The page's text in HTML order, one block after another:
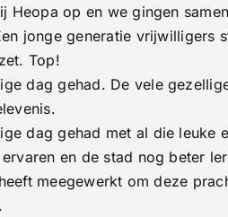
Heopa op en we gingen
jonge generatie
Top!
dag gehad. De vele
dag gehad met al die
en de stad nog beter
meegewerkt om deze